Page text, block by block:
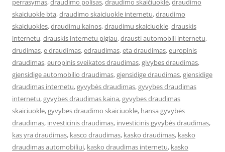
perrasymas,draudimo polisas,draudimo skaičiuoklė,draudimo
skaiciuokle bta,draudimo skaiciuokle internetu,draudimo
skaiciuokles,draudimu kainos,draudimu skaiciuokle,drauskis
internetu,drauskis internetu pigiau,drausti automobili internetu,
drudimas,e draudimas,edraudimas,eta draudimas,europinis
draudimas,europinis sveikatos draudimas,givybes draudimas,
gjensidige automobilio draudimas,gjensidige draudimas,gjensidige
draudimas internetu,gyvybės draudimas,gyvybes draudimas
internetu,gyvybes draudimas kaina,gyvybes draudimas
skaiciuokle,gyvybes draudimo skaiciuokle, hansa gyvybės
draudimas, investicinis draudimas, investicinis gyvybės draudimas,
kas yra draudimas, kasco draudimas, kasko draudimas, kasko
draudimas automobiliui, kasko draudimas internetu, kasko